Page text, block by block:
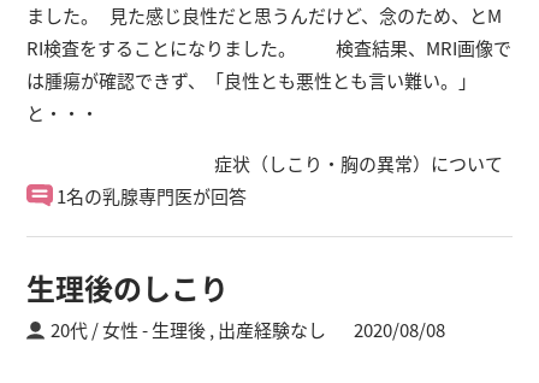
ました。 見た感じ良性だと思うんだけど、念のため、とM
RI検査をすることになりました。 検査結果、MRI画像で
は腫瘍が確認できず、「良性とも悪性とも言い難い。」
と・・・
症状（しこり・胸の異常）について
1名の乳腺専門医が回答
生理後のしこり
20代 / 女性 生理後 , 出産経験なし 2020/08/08